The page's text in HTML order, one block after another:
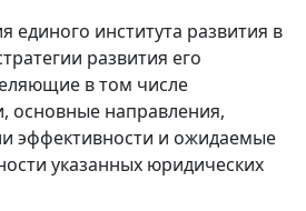
единого института развития в
развития его
в том числе
основные направления,
эффективности и ожидаемые
указанных юридических